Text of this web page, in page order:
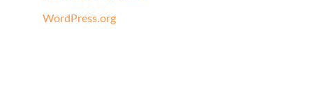
WordPress.org